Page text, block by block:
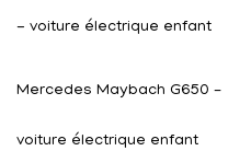
Mercedes Maybach G650 –
voiture électrique enfant